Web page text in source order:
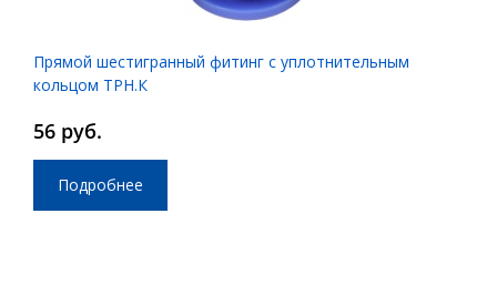
Прямой шестигранный фитинг с уплотнительным
кольцом ТРН.К
56 руб.
Подробнее